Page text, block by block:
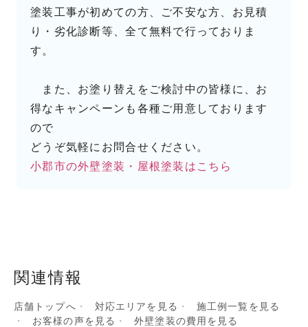
塗装工事が初めての方、ご不安な方、お見積
り・劣化診断等、全て無料で行っておりま
す。
また、お塗り替えをご検討中の皆様に、お
得なキャンペーンも各種ご用意しております
ので
どうぞ気軽にお問合せください。
小郡市の外壁塗装・屋根塗装はこちら
関連情報
店舗トップへ 対応エリアを見る
施工例一覧を見る
お客様の声を見る
外壁塗装の費用を見る